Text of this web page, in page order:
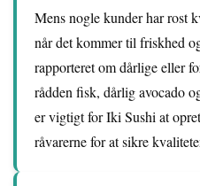
Mens nogle kunder har rost
når det kommer til friskhed
rapporteret om dårlige eller
rådden fisk, dårlig avocado
er vigtigt for Iki Sushi at
råvarerne for at sikre